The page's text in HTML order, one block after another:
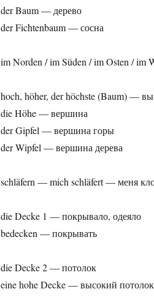
der Baum — дерево
der Fichtenbaum — сосна
im Norden / im Süden / im Osten / im
hoch, höher, der höchste (Baum) —
die Höhe — вершина
der Gipfel — вершина горы
der Wipfel — вершина дерева
schläfern — mich schläfert — меня
die Decke 1 — покрывало, одеяло
bedecken — покрывать
die Decke 2 — потолок
eine hohe Decke — высокий потолок